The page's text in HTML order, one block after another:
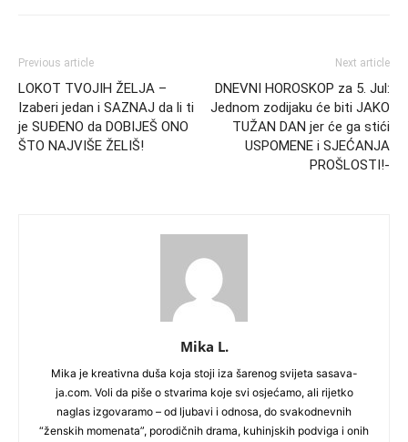
Previous article
LOKOT TVOJIH ŽELJA –
Izaberi jedan i SAZNAJ da li ti
je SUĐENO da DOBIJEŠ ONO
ŠTO NAJVIŠE ŽELIŠ!
Next article
DNEVNI HOROSKOP za 5. Jul:
Jednom zodijaku će biti JAKO
TUŽAN DAN jer će ga stići
USPOMENE i SJEĆANJA
PROŠLOSTI!-
Mika L.
Mika je kreativna duša koja stoji iza šarenog svijeta sasava-
ja.com. Voli da piše o stvarima koje svi osjećamo, ali rijetko
naglas izgovaramo – od ljubavi i odnosa, do svakodnevnih
“ženskih momenata”, porodičnih drama, kuhinjskih podviga i onih